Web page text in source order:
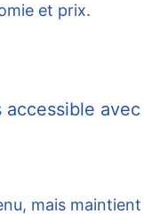
et prix.
accessible
mais